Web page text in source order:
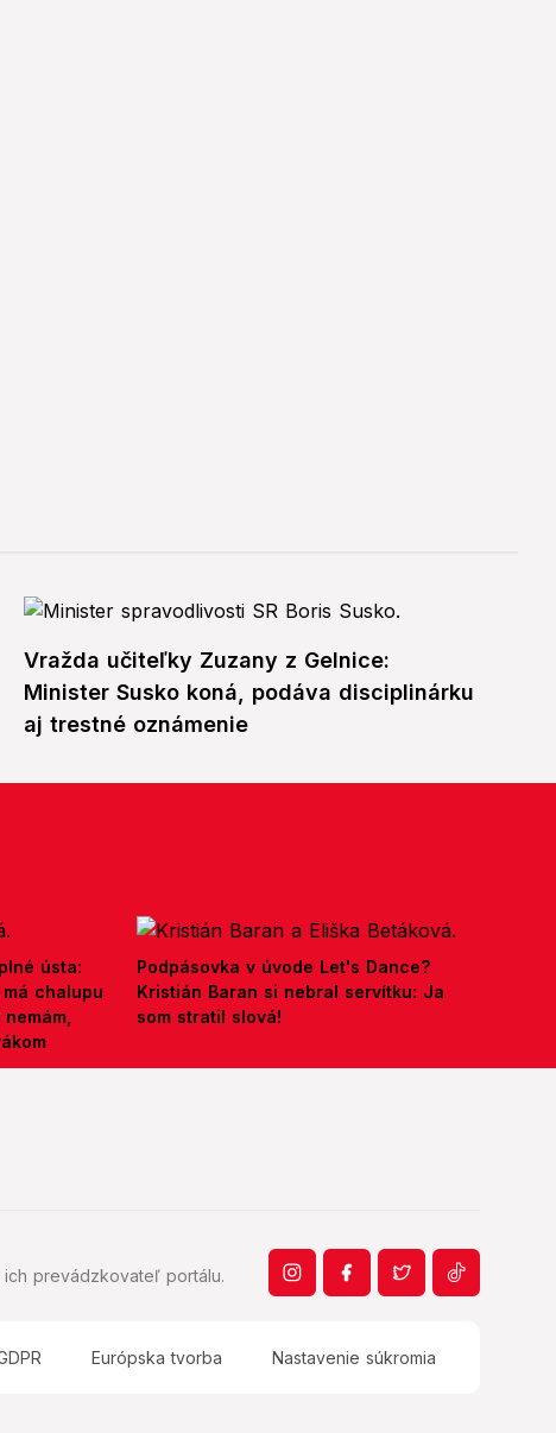
Vražda učiteľky Zuzany z Gelnice:
Minister Susko koná, podáva disciplinárku
aj trestné oznámenie
ústa:
chalupu
Podpásovka v úvode Let's Dance?
Kristián Baran si nebral servítku: Ja
som stratil slová!
prevádzkovateľ portálu.
Európska tvorba Nastavenie súkromia